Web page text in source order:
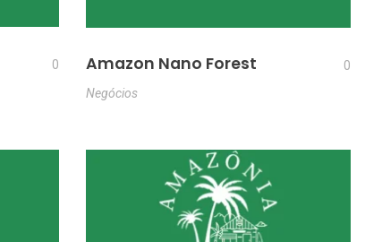
0
Amazon Nano Forest
0
Negócios